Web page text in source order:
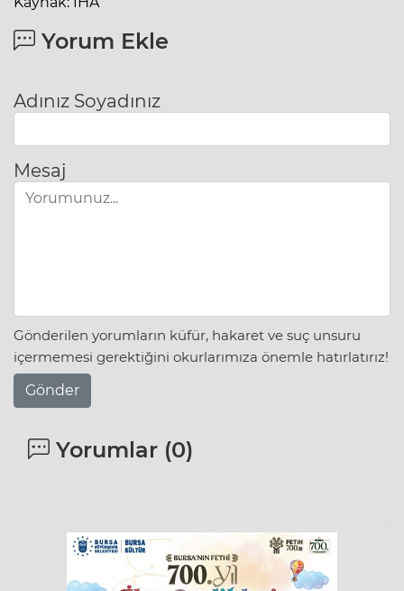
Yorum Ekle
Adınız Soyadınız
Mesaj
Gönderilen yorumların küfür, hakaret ve suç unsuru
içermemesi gerektiğini okurlarımıza önemle hatırlatırız!
Gönder
Yorumlar (0)